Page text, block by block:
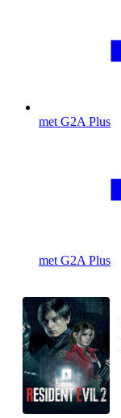
met G2A Plus
met G2A Plus